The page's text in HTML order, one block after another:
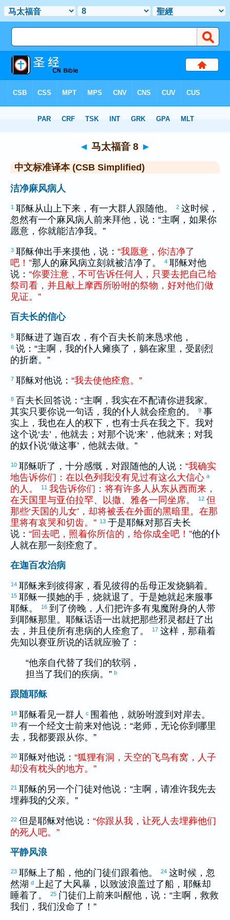
> 马太福音 8
◄ 马太福音 8 ►
中文标准译本 (CSB Simplified)
洁净麻风病人
1 耶稣从山上下来，有一大群人跟随他。 2 这时候，
忽然有一个麻风病人前来拜他，说：“主啊，如果你
愿意，你就能洁净我。”
3 耶稣伸出手来摸他，说： “我愿意 ， 你洁净了
吧 ！ ”那人的麻风病立刻就被洁净了。 4 耶稣对他
说： “你要注意 ， 不可告诉任何 人 ， 只要去把自己给
祭司 看 ， 并且 献上 摩西所吩咐的祭物 ， 好对他们做
见证。 ”
百夫长的信心
5 耶稣进了迦百农 ，有个百夫长前来恳求他，
6 说：“主啊，我的仆人瘫痪了，躺在家里，受剧烈
的折磨。”
7 耶稣对他说： “我去使他痊愈。 ”
8 百夫长回答说：“主啊，我实在不配请你进我家。
其实只要你说一句话，我的仆人就会痊愈的。
9 事
实上，我也在人的权下，也有士兵在我之下。我对
这个说‘去’，他就去；对那个说‘来’，他就来；对我
的奴仆说‘做这事’，他就去做。”
10 耶稣听了，十分感慨，对跟随他的人说： “我确实
地告诉你们 ： 在 以色列 我没有见过有这么大信心 a
的 人 。 11 我告诉你们 ： 将有许多 人 从东从西而来 ，
在天国 里与亚伯拉罕、 以撒、 雅各一同坐席。 12 但
那些‘天国 的 儿女’ ， 却将被丢在外面的黑暗里 。 在那
里将有哀哭和切齿。 ” 13 于是耶稣对那百夫长
说： “回去吧 ， 照着你所信的 ， 给你成全吧 ！ ”他的仆
人就在那一刻痊愈了。
在迦百农治病
14 耶稣来到 彼得家，看见彼得的岳母正发烧躺着。
15 耶稣一摸她的手，烧就退了。于是她就起来服事
耶稣。
16 到了傍晚，人们把许多有鬼魔附身的人带
到耶稣那里。耶稣话语一出就把那些邪灵都赶了出
去，并且使所有患病的人痊愈了。
17 这样，那藉着
先知 以赛亚 所说的话就应验了：
“他亲自代替了我们的软弱，
担当了我们的疾病。” b
跟随耶稣
18 耶稣看见一群人 c 围着他，就吩咐渡到对岸去。
19 有一个经文士前来对他说：“老师，无论你到哪里
去，我都要跟从你。”
20 耶稣对他说： “狐狸有洞 ， 天空的 飞鸟有窝 ， 人子
却没有枕头的地方。 ”
21 耶稣的另一个门徒对他说：“主啊，请准许我先去
埋葬我的父亲。”
22 但是耶稣对他说： “你跟从我 ， 让死人 去埋葬他们
的死人 吧。 ”
平静风浪
23 耶稣上了船，他的门徒们跟着他。 24 这时候，忽
然湖 d
上起了大风暴，以致波浪盖过了船，耶稣却
睡着了。
25 门徒们上前来叫醒他，说：“主啊，救救
我们，我们没命了！”